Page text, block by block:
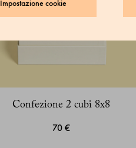
Impostazione cookie
Confezione 2 cubi 8x8
70 €